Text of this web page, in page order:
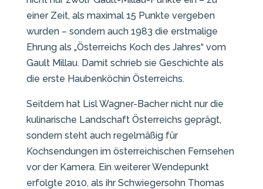
einer Zeit, als maximal 15 Punkte vergeben
wurden – sondern auch 1983 die erstmalige
Ehrung als „Österreichs Koch des Jahres“ vom
Gault Millau. Damit schrieb sie Geschichte als
die erste Haubenköchin Österreichs.
Seitdem hat Lisl Wagner-Bacher nicht nur die
kulinarische Landschaft Österreichs geprägt,
sondern steht auch regelmäßig für
Kochsendungen im österreichischen Fernsehen
vor der Kamera. Ein weiterer Wendepunkt
erfolgte 2010, als ihr Schwiegersohn Thomas